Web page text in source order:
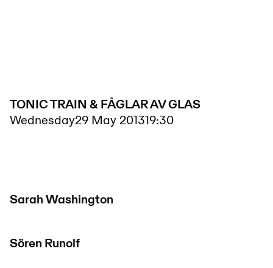
TONIC TRAIN & FÅGLAR AV GLAS
Wednesday29 May 201319:30
Sarah Washington
Sören Runolf